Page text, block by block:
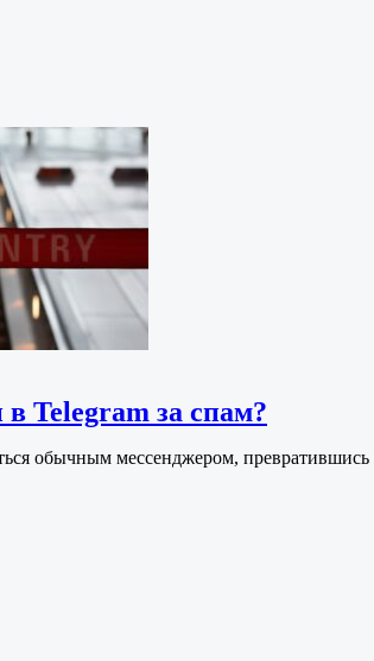
Telegram за спам?
обычным мессенджером,